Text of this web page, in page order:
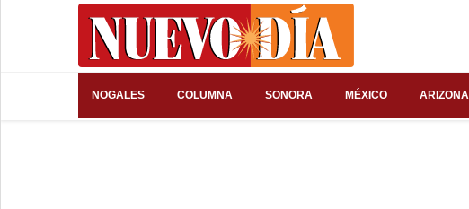
NOGALES COLUMNA SONORA MÉXICO ARIZONA